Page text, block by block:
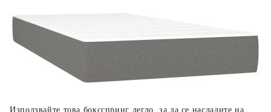
Използвайте това боксспринг легло, за да се насладите на
покупки на стойност до 1000 лв. / €511.31
Плащане на 6 вноски. Стойността на поръчката се
разпределя в 6 равни месечни вноски с оскъпяване. За
покупки на стойност до 2000 лв. / €1022.61